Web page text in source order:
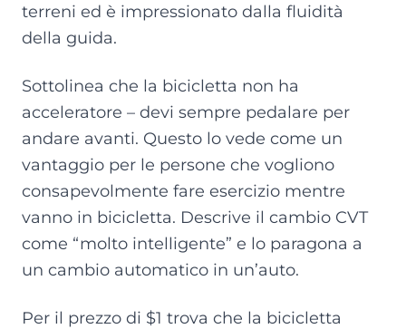
terreni ed è impressionato dalla fluidità
della guida.
Sottolinea che la bicicletta non ha
acceleratore – devi sempre pedalare per
andare avanti. Questo lo vede come un
vantaggio per le persone che vogliono
consapevolmente fare esercizio mentre
vanno in bicicletta. Descrive il cambio CVT
come “molto intelligente” e lo paragona a
un cambio automatico in un’auto.
Per il prezzo di $1 trova che la bicicletta